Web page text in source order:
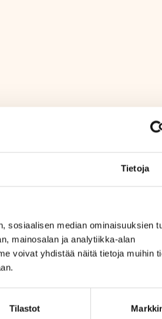
Tietoja
sosiaalisen median ominaisuuksien
mainosalan ja analytiikka-alan
voivat yhdistää näitä tietoja muihin
Tilastot